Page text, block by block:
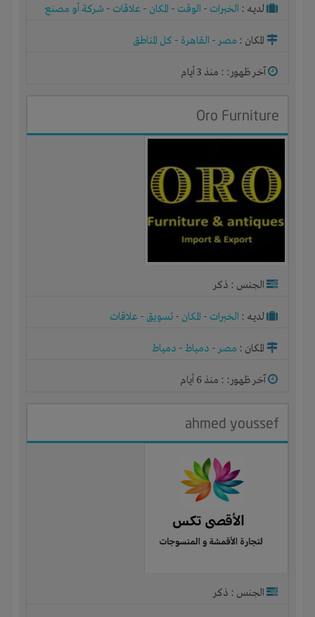
لديـه : الخبرات - الوقت - المكان - علاقات - شركة أو مصنع
المكان : مصر- القاهرة - كل المناطق
آخر ظهور: : منذ 3 أيام
Oro Furniture
الجنس : ذكر
لديـه : الخبرات - المكان - تسويق - علاقات
المكان : مصر- دمياط- دمياط
آخر ظهور: : منذ 6 أيام
ahmed youssef
الجنس : ذكر